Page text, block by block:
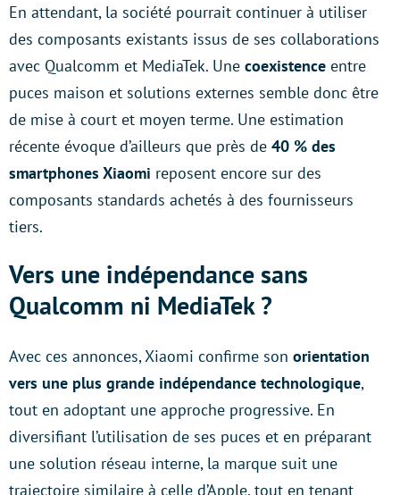
En attendant, la société pourrait continuer à utiliser
des composants existants issus de ses collaborations
avec Qualcomm et MediaTek. Une coexistence entre
puces maison et solutions externes semble donc être
de mise à court et moyen terme. Une estimation
récente évoque d’ailleurs que près de 40 % des
smartphones Xiaomi reposent encore sur des
composants standards achetés à des fournisseurs
tiers.
Vers une indépendance sans
Qualcomm ni MediaTek ?
Avec ces annonces, Xiaomi confirme son orientation
vers une plus grande indépendance technologique,
tout en adoptant une approche progressive. En
diversifiant l’utilisation de ses puces et en préparant
une solution réseau interne, la marque suit une
trajectoire similaire à celle d’Apple, tout en tenant